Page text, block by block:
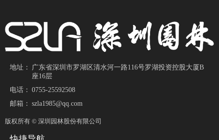
地址：
广东省深圳市罗湖区清水河一路116号罗湖投资控股大厦B
座16层
电话： 0755-25592508
邮箱： szla1985@qq.com
版权所有 © 深圳园林股份有限公司